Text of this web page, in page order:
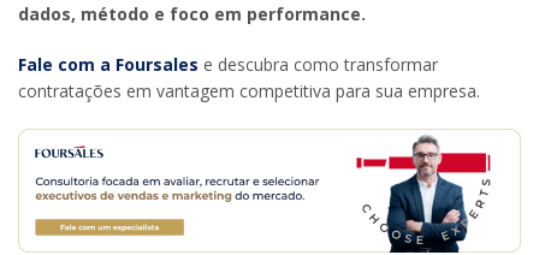
dados, método e foco em performance.
Fale com a Foursales e descubra como transformar
contratações em vantagem competitiva para sua empresa.